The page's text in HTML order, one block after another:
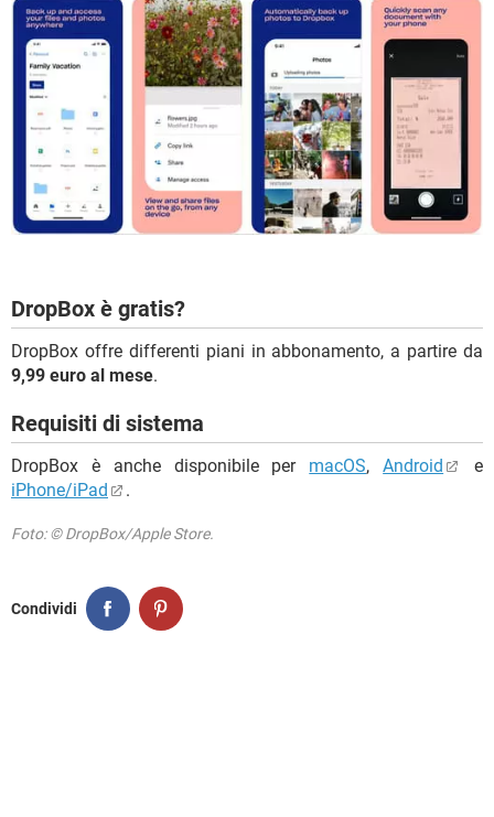
DropBox è gratis?
DropBox offre differenti piani in abbonamento, a partire da
9,99 euro al mese.
Requisiti di sistema
DropBox è anche disponibile per macOS,Android
e
iPhone/iPad
.
Foto: © DropBox/Apple Store.
Condividi